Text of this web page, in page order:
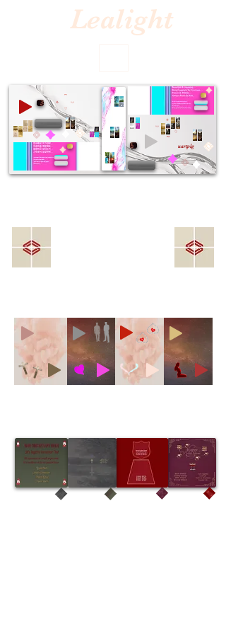
Lealight
^-^
⟡
♡
♡
⟡
^-^
~
~
uartplg